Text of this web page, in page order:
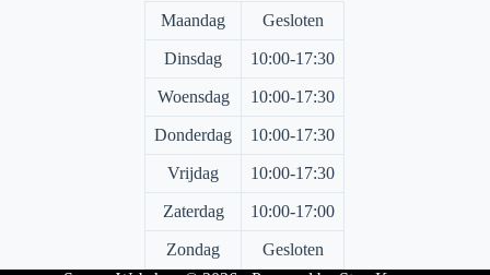
Maandag Gesloten
Dinsdag 10:00-17:30
Woensdag 10:00-17:30
Donderdag 10:00-17:30
Vrijdag 10:00-17:30
Zaterdag 10:00-17:00
Zondag
Gesloten